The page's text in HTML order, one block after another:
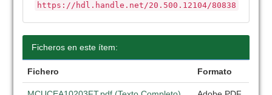
https://hdl.handle.net/20.500.12104/80838
Ficheros en este ítem:
Fichero Formato